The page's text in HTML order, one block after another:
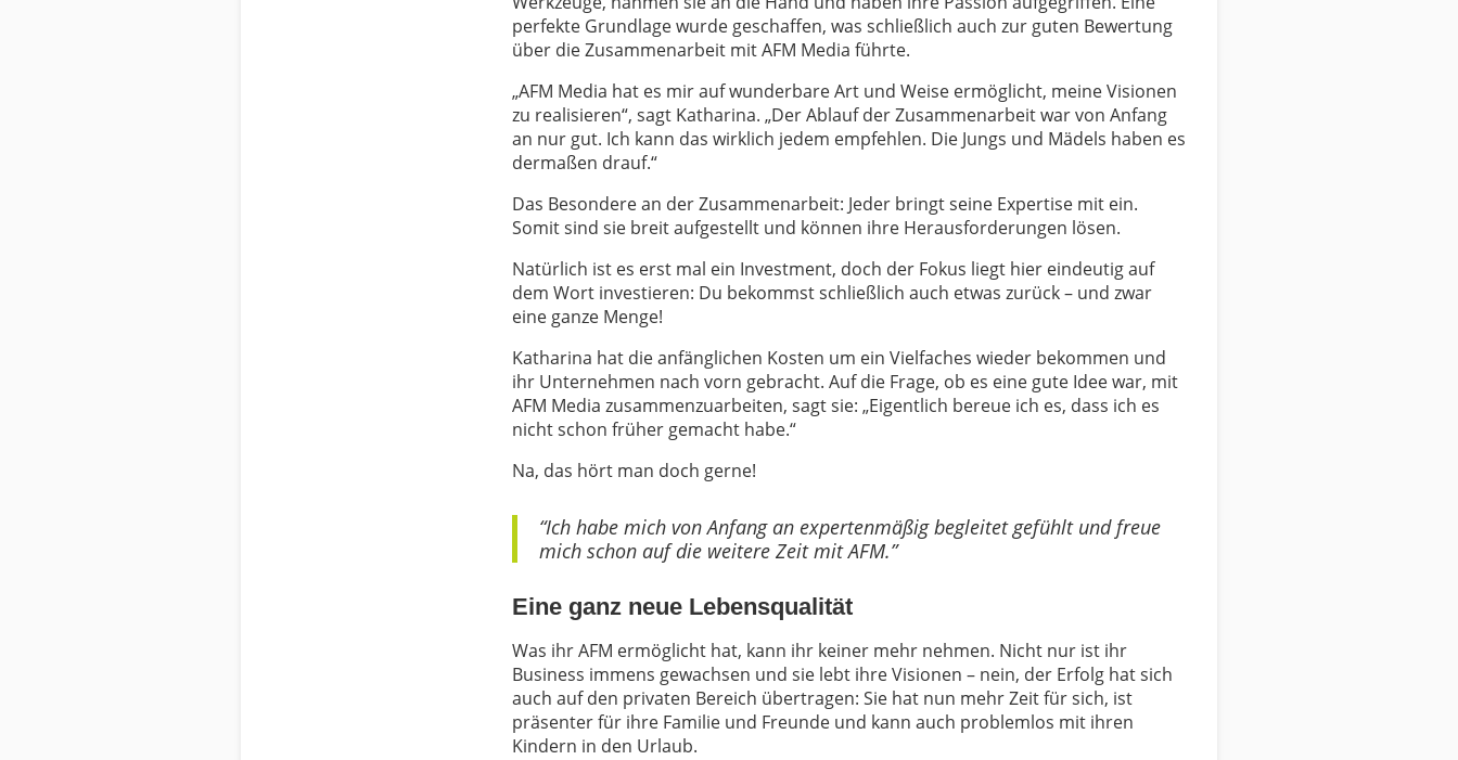
perfekte Grundlage wurde geschaffen, was schließlich auch zur guten Bewertung
über die Zusammenarbeit mit AFM Media führte.
„AFM Media hat es mir auf wunderbare Art und Weise ermöglicht, meine Visionen
zu realisieren“, sagt Katharina. „Der Ablauf der Zusammenarbeit war von Anfang
an nur gut. Ich kann das wirklich jedem empfehlen. Die Jungs und Mädels haben es
dermaßen drauf.“
Das Besondere an der Zusammenarbeit: Jeder bringt seine Expertise mit ein.
Somit sind sie breit aufgestellt und können ihre Herausforderungen lösen.
Natürlich ist es erst mal ein Investment, doch der Fokus liegt hier eindeutig auf
dem Wort investieren: Du bekommst schließlich auch etwas zurück – und zwar
eine ganze Menge!
Katharina hat die anfänglichen Kosten um ein Vielfaches wieder bekommen und
ihr Unternehmen nach vorn gebracht. Auf die Frage, ob es eine gute Idee war, mit
AFM Media zusammenzuarbeiten, sagt sie: „Eigentlich bereue ich es, dass ich es
nicht schon früher gemacht habe.“
Na, das hört man doch gerne!
“Ich habe mich von Anfang an expertenmäßig begleitet gefühlt und freue
mich schon auf die weitere Zeit mit AFM.”
Eine ganz neue Lebensqualität
Was ihr AFM ermöglicht hat, kann ihr keiner mehr nehmen. Nicht nur ist ihr
Business immens gewachsen und sie lebt ihre Visionen – nein, der Erfolg hat sich
auch auf den privaten Bereich übertragen: Sie hat nun mehr Zeit für sich, ist
präsenter für ihre Familie und Freunde und kann auch problemlos mit ihren
Kindern in den Urlaub.